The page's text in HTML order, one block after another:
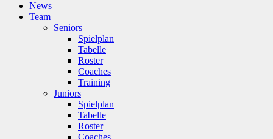
News
Team
Seniors
Spielplan
Tabelle
Roster
Coaches
Training
Juniors
Spielplan
Tabelle
Roster
Coaches